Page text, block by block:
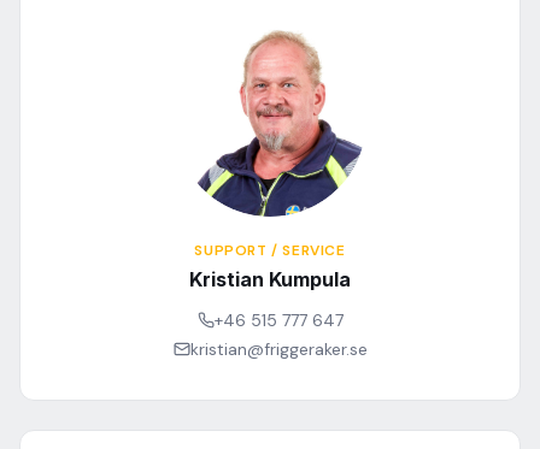
SUPPORT / SERVICE
Kristian Kumpula
+46 515 777 647
kristian@friggeraker.se